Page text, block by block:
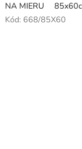
NA MIERU
Kód: 668/85X60